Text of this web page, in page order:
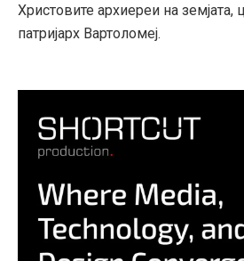
Христовите архиереи на земјата,
патријарх Вартоломеј.